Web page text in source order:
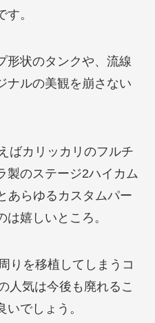
。
形状のタンクや、流線
ナルの美観を崩さない
ばカリッカリのフルチ
製のステージ2ハイカム
あらゆるカスタムパー
嬉しいところ。
りを移植してしまうコ
人気は今後も廃れるこ
でしょう。